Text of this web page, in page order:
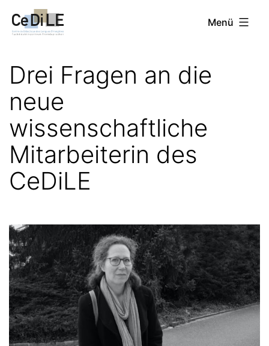
Inhalt
CeDiLE Menü
Drei Fragen an die
neue
wissenschaftliche
Mitarbeiterin des
CeDiLE